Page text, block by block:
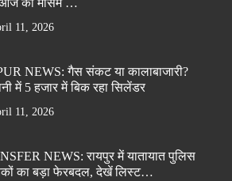
आज का मौसम …
11, 2026
NEWS: गैस संकट या कालाबाजारी?
में 5 हजार में बिक रहा सिलेंडर
11, 2026
NEWS: रायपुर में यातायात पुलिस
का बड़ा फेरबदल, देखें लिस्ट…